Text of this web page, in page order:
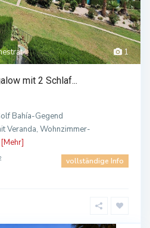
1
mit 2 Schlaf...
Bahía-Gegend
Veranda, Wohnzimmer-
[Mehr]
vollständige Info